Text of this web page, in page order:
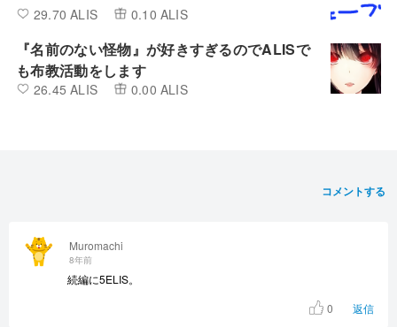
29.70 ALIS 0.10 ALIS
『名前のない怪物』が好きすぎるのでALISで
も布教活動をします
26.45 ALIS 0.00 ALIS
コメントする
Muromachi
8年前
続編に5ELIS。
0
返信